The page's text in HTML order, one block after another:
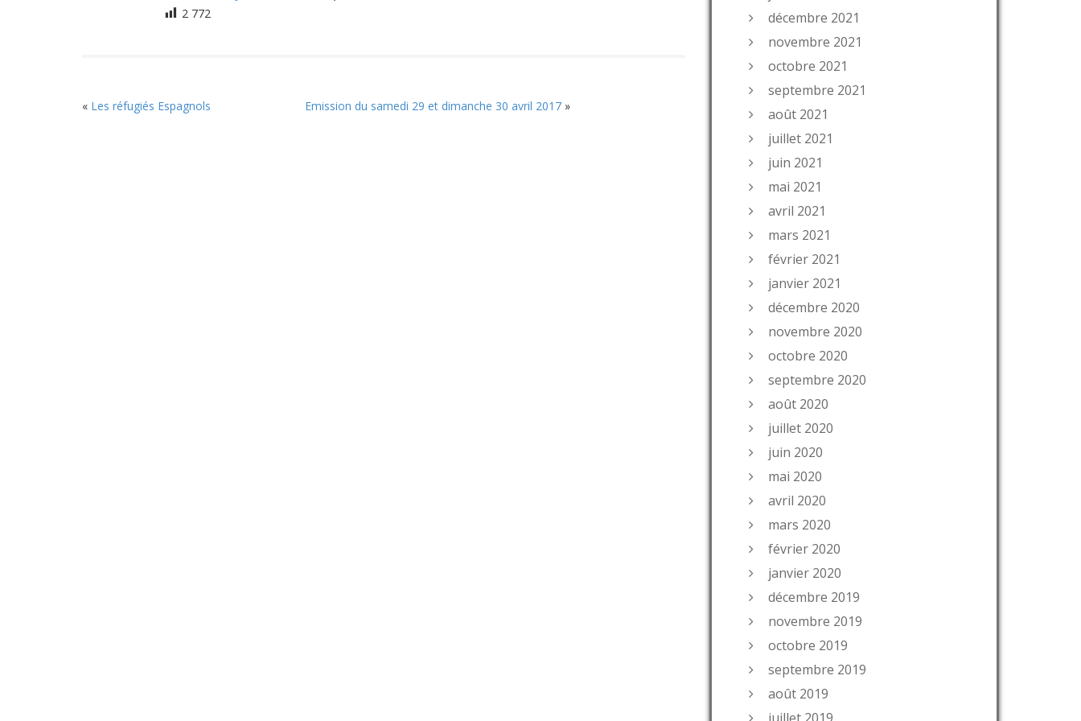
2 772
« Les réfugiés Espagnols Emission du samedi 29 et dimanche 30 avril 2017»
décembre 2021
novembre 2021
octobre 2021
septembre 2021
août 2021
juillet 2021
juin 2021
mai 2021
avril 2021
mars 2021
février 2021
janvier 2021
décembre 2020
novembre 2020
octobre 2020
septembre 2020
août 2020
juillet 2020
juin 2020
mai 2020
avril 2020
mars 2020
février 2020
janvier 2020
décembre 2019
novembre 2019
octobre 2019
septembre 2019
août 2019